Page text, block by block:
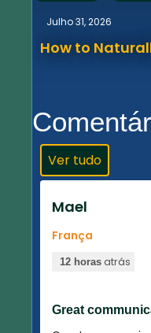
Julho 31, 2026
How to
Ver tudo
Mael
França
12 horas atrás
Great